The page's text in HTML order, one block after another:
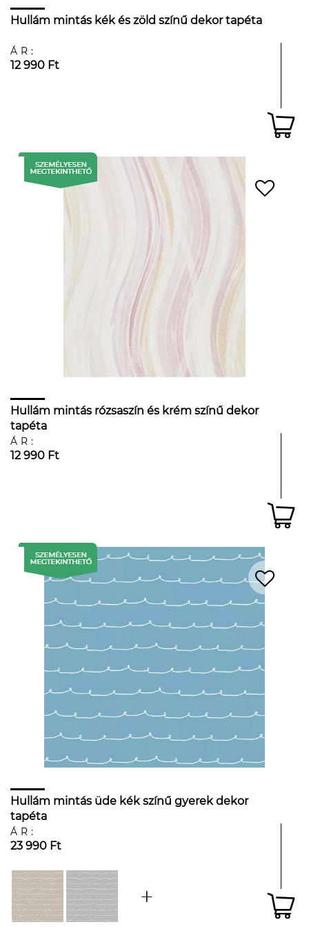
Hullám mintás kék és zöld színű dekor tapéta
ÁR:
12 990 Ft
Hullám mintás rózsaszín és krém színű dekor
tapéta
ÁR:
12 990 Ft
Hullám mintás üde kék színű gyerek dekor
tapéta
ÁR:
23 990 Ft